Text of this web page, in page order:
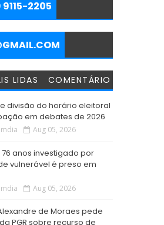
g
a
m
e
g
e
r
2205
LIDAS COMENTÁRIO
divisão do horário eleitoral
em debates de 2026
Aug 05, 2026
anos investigado por
vulnerável é preso em
Aug 05, 2026
de Moraes pede
PGR sobre recurso de